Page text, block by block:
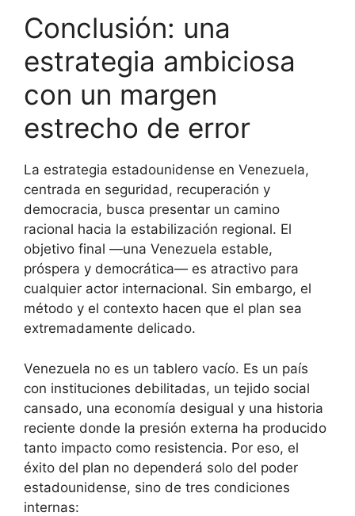
Conclusión: una
estrategia ambiciosa
con un margen
estrecho de error
La estrategia estadounidense en Venezuela,
centrada en seguridad, recuperación y
democracia, busca presentar un camino
racional hacia la estabilización regional. El
objetivo final —una Venezuela estable,
próspera y democrática— es atractivo para
cualquier actor internacional. Sin embargo, el
método y el contexto hacen que el plan sea
extremadamente delicado.
Venezuela no es un tablero vacío. Es un país
con instituciones debilitadas, un tejido social
cansado, una economía desigual y una historia
reciente donde la presión externa ha producido
tanto impacto como resistencia. Por eso, el
éxito del plan no dependerá solo del poder
estadounidense, sino de tres condiciones
internas: